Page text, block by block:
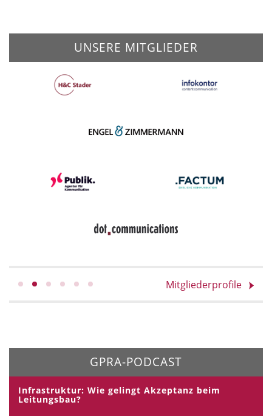
UNSERE MITGLIEDER
Mitgliederprofile
GPRA-PODCAST
Infrastruktur: Wie gelingt Akzeptanz beim
Leitungsbau?